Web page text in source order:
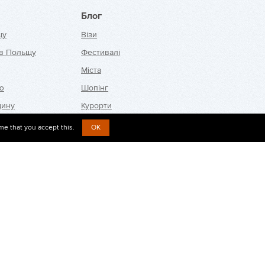
Польщу
Блог
Візи
Фестивалі
Міста
Шопінг
Курорти
Новини
that you accept this. OK